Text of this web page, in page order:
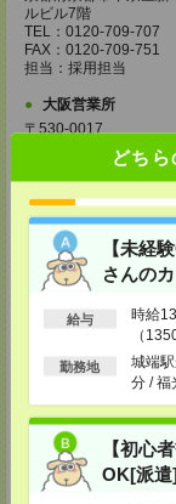
どち
【未経
さんの
給与
時給
（
合）★
勤務地
城端
分 / 福
【初心
OK[派
ルビル7階
TEL：0120-709-707
FAX：0120-709-751
担当：採用担当
大阪営業所
〒530-0017
大阪府大阪市北区角
TEL：0120-995-985
FAX：0120-992-568
担当：採用担当
神戸営業所
〒650-0044
兵庫県神戸市中央区
TEL：0120-995-984
FAX：0120-709-785
〒730-0031
広島県広島市中区紙
TEL：0120-709-707
FAX：0120-934-504
担当：採用担当